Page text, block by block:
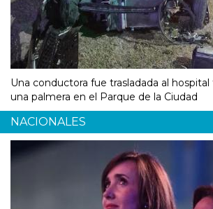
Una conductora fue trasladada al
una palmera en el Parque de la Ciudad
NACIONALES